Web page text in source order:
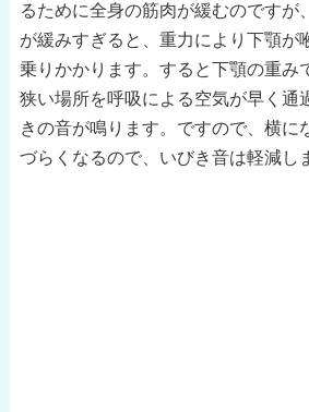
るために全身の筋肉が緩むのですが
が緩みすぎると、重力により下顎が
乗りかかります。すると下顎の重み
狭い場所を呼吸による空気が早く通
きの音が鳴ります。ですので、横に
づらくなるので、いびき音は軽減し